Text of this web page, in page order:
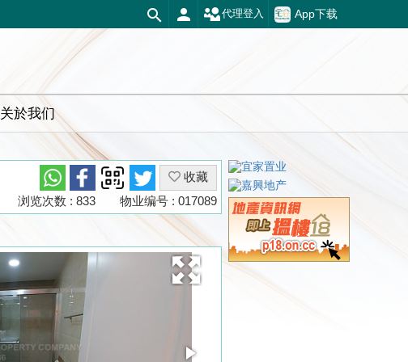
App下载
代理登入
关於我们
收藏
物业编号 : 017089
浏览次数 : 833